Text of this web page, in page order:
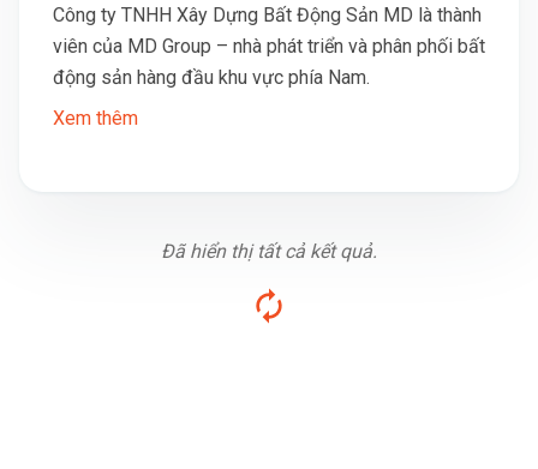
Công ty TNHH Xây Dựng Bất Động Sản MD là thành
viên của MD Group – nhà phát triển và phân phối bất
động sản hàng đầu khu vực phía Nam.
Xem thêm
Đã hiển thị tất cả kết quả.